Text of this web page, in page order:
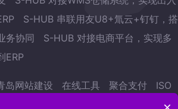
S-HUB 串联用友U8+氚云+钉钉，搭
务协同
S-HUB 对接电商平台，实现多
ERP
岛网站建设 在线工具 聚合支付
ISO
地表水监测